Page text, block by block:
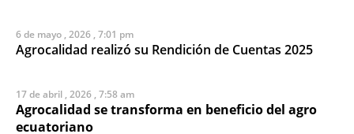
6 de mayo , 2026 , 7:01 pm
Agrocalidad realizó su Rendición de Cuentas 2025
17 de abril , 2026 , 7:58 am
Agrocalidad se transforma en beneficio del agro
ecuatoriano